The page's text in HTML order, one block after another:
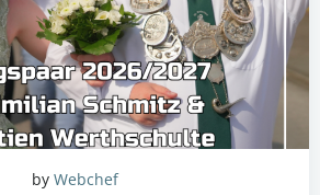
by Webchef